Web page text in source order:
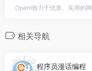
OpenI致力于优质、实用的
相关导航
程序员漫话编程